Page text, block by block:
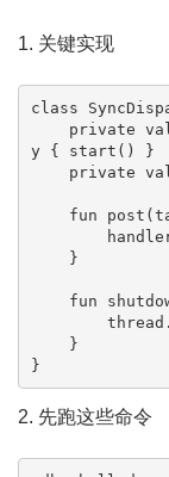
1. 关键实现
class
y { start() }
}
2. 先跑这些命令